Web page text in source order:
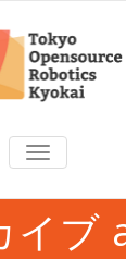
TOGGLE
NAVIGATION
イブ